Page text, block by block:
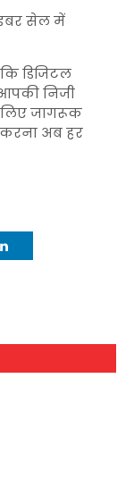
सेल में
डिजिटल
निजी
जागरूक
करना अब हर